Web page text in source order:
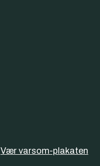
Vær varsom-plakaten